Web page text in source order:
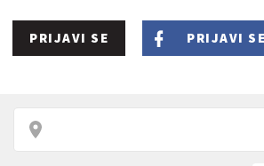
PRIJAVI SE PRIJAVI SE